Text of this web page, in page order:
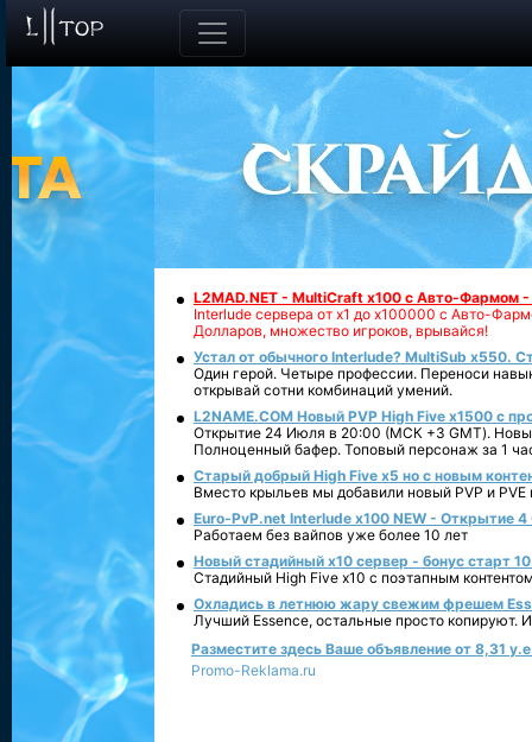
L2MAD.NET - MultiCraft x100 с Авто-Фармом
Interlude сервера от х1 до х100000 с Авто-
Долларов, множество игроков, врывайся!
Устал от обычного Interlude? MultiSub x550.
Один герой. Четыре профессии. Переноси
открывай сотни комбинаций умений.
L2NAME.COM Новый PVP High Five x1500 с
Открытие 24 Июля в 20:00 (МСК +3 GMT).
Полноценный бафер. Топовый персонаж за 1
Старый добрый High Five x5 но с новым
Вместо крыльев мы добавили новый PVP и PVE
Euro-PvP.net Interlude х100 NEW - Открытие 4
Работаем без вайпов уже более 10 лет
Новый стадийный х10 сервер - бонус старт
Стадийный High Five x10 с поэтапным
Охладись в летнюю жару свежим фрешем
Лучший Essence, остальные просто копируют.
Разместите здесь Ваше объявление от 8,31
Promo-Reklama.ru